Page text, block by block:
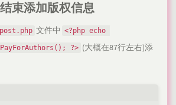
束添加版权信息
post.php 文件中 <?php echo
?> (大概在87行左右)添